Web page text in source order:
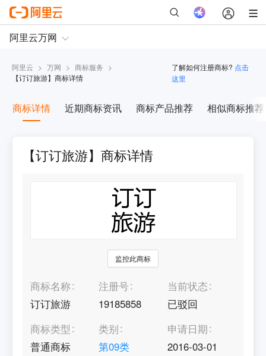
阿里云 > 万网 > 商标服务 >
【订订旅游】商标详情
了解如何注册商标? 点击
这里
商标详情 近期商标资讯 商标产品推荐 相似商标推荐
【订订旅游】商标详情
监控此商标
商标名称
订订旅游
注册号
19185858
当前状态
已驳回
商标类型
普通商标
类别
第09类
申请日期
2016-03-01